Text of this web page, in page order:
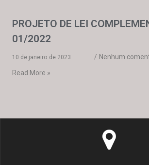
PROJETO DE LEI
01/2022
10 de janeiro de 2023 Nenhum
Read More »